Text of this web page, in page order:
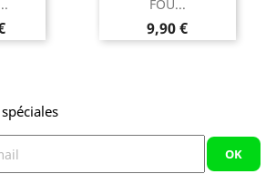
FOU...
Prix
9,90 €